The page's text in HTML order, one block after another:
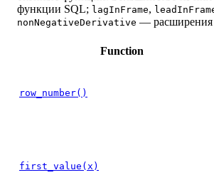
функции SQL; lagInFrame,
nonNegativeDerivative — расширения
Function
row_number()
first_value(x)